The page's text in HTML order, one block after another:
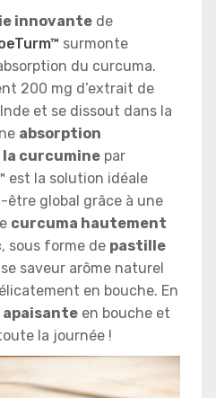
innovante de
surmonte
du curcuma.
200 mg d’extrait de
et se dissout dans la
absorption
la curcumine par
est la solution idéale
être global grâce à une
curcuma hautement
, sous forme de pastille
saveur arôme naturel
en bouche. En
en bouche et
la journée !